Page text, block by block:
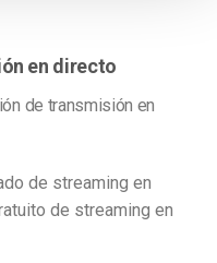
en directo
de transmisión en
de streaming en
de streaming en